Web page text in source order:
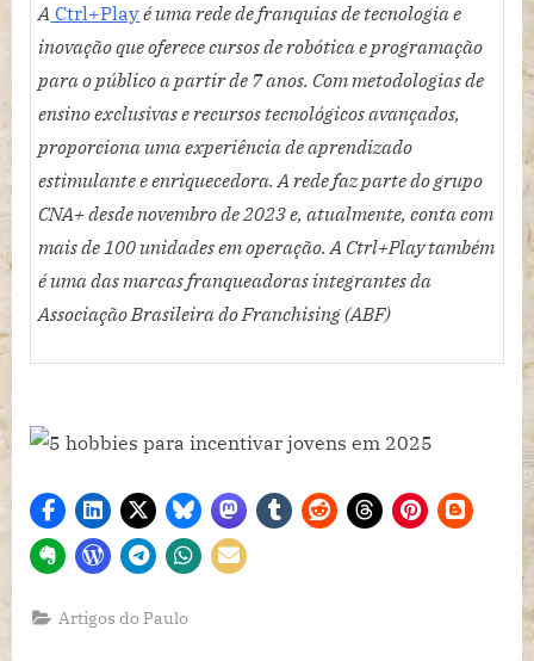
A Ctrl+Playé uma rede de franquias de tecnologia e
inovação que oferece cursos de robótica e programação
para o público a partir de 7 anos. Com metodologias de
ensino exclusivas e recursos tecnológicos avançados,
proporciona uma experiência de aprendizado
estimulante e enriquecedora. A rede faz parte do grupo
CNA+ desde novembro de 2023 e, atualmente, conta com
mais de 100 unidades em operação. A Ctrl+Play também
é uma das marcas franqueadoras integrantes da
Associação Brasileira do Franchising (ABF)
Artigos do Paulo